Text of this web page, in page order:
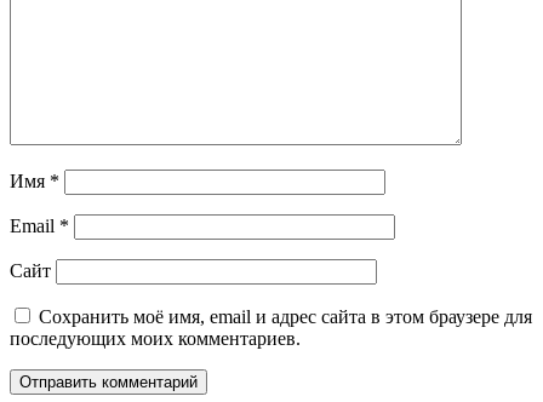
Имя *
Email *
Сайт
Сохранить моё имя, email и адрес сайта в этом браузере для
последующих моих комментариев.